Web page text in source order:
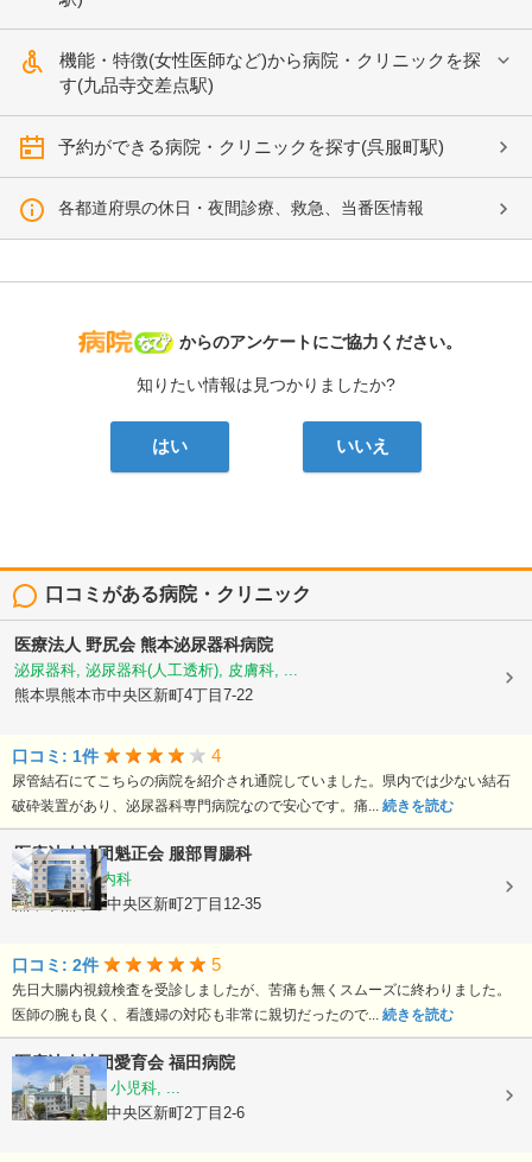
機能・特徴(女性医師など)から病院・クリニックを探
す(九品寺交差点駅)
予約ができる病院・クリニックを探す(呉服町駅)
各都道府県の休日・夜間診療、救急、当番医情報
病院なび
からのアンケートにご協力ください。
知りたい情報は見つかりましたか?
はい いいえ
口コミがある病院・クリニック
医療法人 野尻会 熊本泌尿器科病院
泌尿器科, 泌尿器科(人工透析), 皮膚科, ...
熊本県熊本市中央区新町4丁目7-22
口コミ: 1件 4
尿管結石にてこちらの病院を紹介され通院していました。県内では少ない結石
破砕装置があり、泌尿器科専門病院なので安心です。痛... 続きを読む
医療法人社団魁正会 服部胃腸科
消化器内科, 内科
熊本県熊本市中央区新町2丁目12-35
口コミ: 2件 5
先日大腸内視鏡検査を受診しましたが、苦痛も無くスムーズに終わりました。
医師の腕も良く、看護婦の対応も非常に親切だったので... 続きを読む
医療法人社団愛育会 福田病院
産科, 婦人科, 小児科, ...
熊本県熊本市中央区新町2丁目2-6